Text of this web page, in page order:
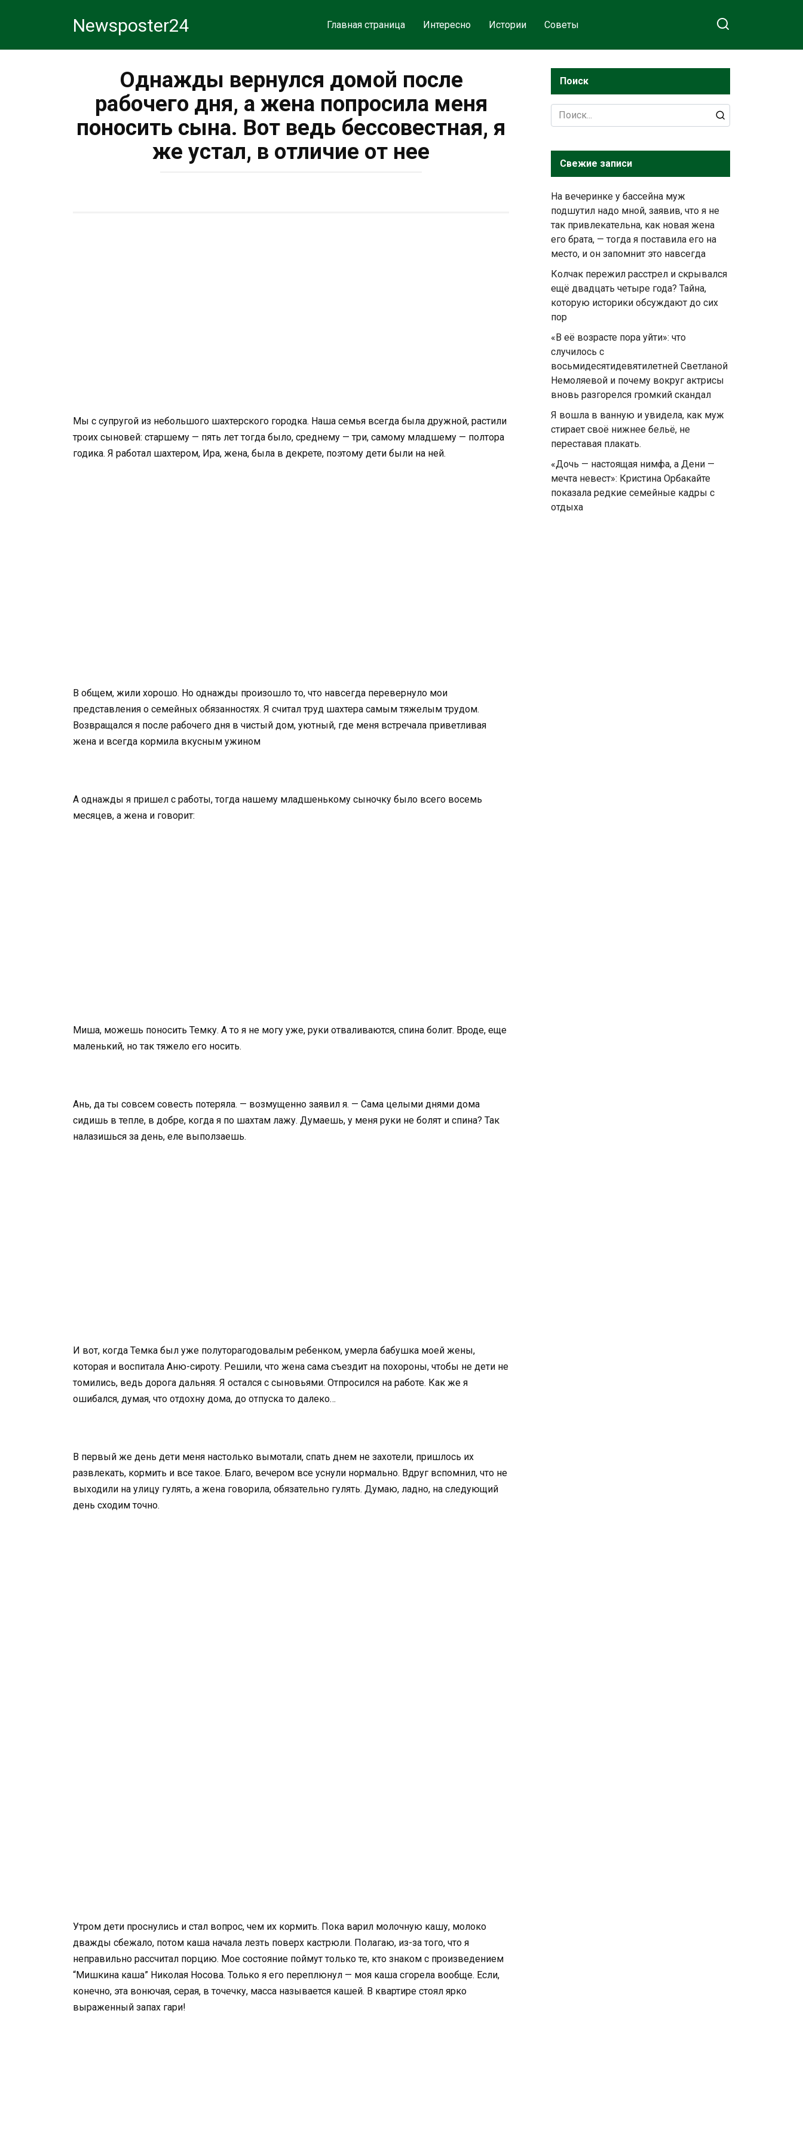
Newsposter24 Главная страница Интересно Истории Советы
Однажды вернулся домой после
рабочего дня, а жена попросила меня
поносить сына. Вот ведь бессовестная, я
же устал, в отличие от нее
Мы с супругой из небольшого шахтерского городка. Наша семья всегда была дружной, растили
троих сыновей: старшему — пять лет тогда было, среднему — три, самому младшему — полтора
годика. Я работал шахтером, Ира, жена, была в декрете, поэтому дети были на ней.
В общем, жили хорошо. Но однажды произошло то, что навсегда перевернуло мои
представления о семейных обязанностях. Я считал труд шахтера самым тяжелым трудом.
Возвращался я после рабочего дня в чистый дом, уютный, где меня встречала приветливая
жена и всегда кормила вкусным ужином
А однажды я пришел с работы, тогда нашему младшенькому сыночку было всего восемь
месяцев, а жена и говорит:
Миша, можешь поносить Темку. А то я не могу уже, руки отваливаются, спина болит. Вроде, еще
маленький, но так тяжело его носить.
Ань, да ты совсем совесть потеряла. — возмущенно заявил я. — Сама целыми днями дома
сидишь в тепле, в добре, когда я по шахтам лажу. Думаешь, у меня руки не болят и спина? Так
налазишься за день, еле выползаешь.
И вот, когда Темка был уже полуторагодовалым ребенком, умерла бабушка моей жены,
которая и воспитала Аню-сироту. Решили, что жена сама съездит на похороны, чтобы не дети не
томились, ведь дорога дальняя. Я остался с сыновьями. Отпросился на работе. Как же я
ошибался, думая, что отдохну дома, до отпуска то далеко…
В первый же день дети меня настолько вымотали, спать днем не захотели, пришлось их
развлекать, кормить и все такое. Благо, вечером все уснули нормально. Вдруг вспомнил, что не
выходили на улицу гулять, а жена говорила, обязательно гулять. Думаю, ладно, на следующий
день сходим точно.
Утром дети проснулись и стал вопрос, чем их кормить. Пока варил молочную кашу, молоко
дважды сбежало, потом каша начала лезть поверх кастрюли. Полагаю, из-за того, что я
неправильно рассчитал порцию. Мое состояние поймут только те, кто знаком с произведением
“Мишкина каша” Николая Носова. Только я его переплюнул — моя каша сгорела вообще. Если,
конечно, эта вонючая, серая, в точечку, масса называется кашей. В квартире стоял ярко
выраженный запах гари!
Поиск
Search
for:
Свежие записи
На вечеринке у бассейна муж
подшутил надо мной, заявив, что я не
так привлекательна, как новая жена
его брата, — тогда я поставила его на
место, и он запомнит это навсегда
Колчак пережил расстрел и скрывался
ещё двадцать четыре года? Тайна,
которую историки обсуждают до сих
пор
«В её возрасте пора уйти»: что
случилось с
восьмидесятидевятилетней Светланой
Немоляевой и почему вокруг актрисы
вновь разгорелся громкий скандал
Я вошла в ванную и увидела, как муж
стирает своё нижнее бельё, не
переставая плакать.
«Дочь — настоящая нимфа, а Дени —
мечта невест»: Кристина Орбакайте
показала редкие семейные кадры с
отдыха